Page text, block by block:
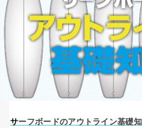
サーフボードのアウトライン基礎